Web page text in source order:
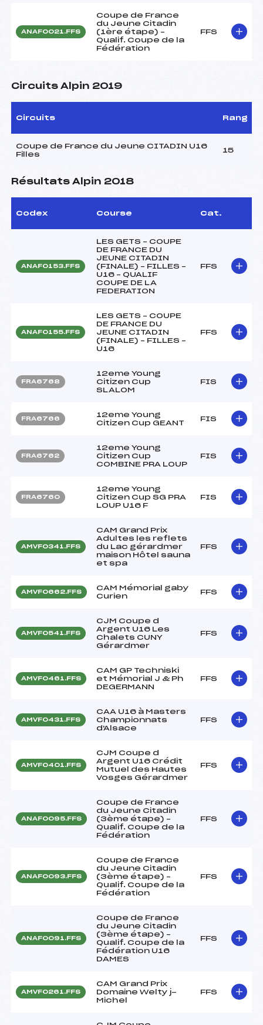
ANAF0021.FFS
Coupe de France
du Jeune Citadin
(1ère étape) –
Qualif. Coupe de la
Fédération
FFS
Circuits Alpin 2019
Circuits Rang
Coupe de France du Jeune CITADIN U16
Filles
15
Résultats Alpin 2018
Codex Course Cat.
ANAF0153.FFS
LES GETS – COUPE
DE FRANCE DU
JEUNE CITADIN
(FINALE) – FILLES –
U16 – QUALIF
COUPE DE LA
FEDERATION
FFS
ANAF0155.FFS
LES GETS – COUPE
DE FRANCE DU
JEUNE CITADIN
(FINALE) – FILLES –
U16
FFS
FRA6768
12eme Young
Citizen Cup
SLALOM
FIS
FRA6766
12eme Young
Citizen Cup GEANT
FIS
FRA6762
12eme Young
Citizen Cup
COMBINE PRA LOUP
FIS
FRA6760
12eme Young
Citizen Cup SG PRA
LOUP U16 F
FIS
AMVF0341.FFS
CAM Grand Prix
Adultes les reflets
du Lac gérardmer
maison Hôtel sauna
et spa
FFS
AMVF0662.FFS
CAM Mémorial gaby
Curien
FFS
AMVF0541.FFS
CJM Coupe d
Argent U16 Les
Chalets CUNY
Gérardmer
FFS
AMVF0461.FFS
CAM GP Techniski
et Mémorial J & Ph
DEGERMANN
FFS
AMVF0431.FFS
CAA U16 à Masters
Championnats
d'Alsace
FFS
AMVF0401.FFS
CJM Coupe d
Argent U16 Crédit
Mutuel des Hautes
Vosges Gérardmer
FFS
ANAF0095.FFS
Coupe de France
du Jeune Citadin
(3ème étape) –
Qualif. Coupe de la
Fédération
FFS
ANAF0093.FFS
Coupe de France
du Jeune Citadin
(3ème étape) –
Qualif. Coupe de la
Fédération
FFS
ANAF0091.FFS
Coupe de France
du Jeune Citadin
(3ème étape) –
Qualif. Coupe de la
Fédération U16
DAMES
FFS
AMVF0261.FFS
CAM Grand Prix
Domaine Welty j-
Michel
FFS